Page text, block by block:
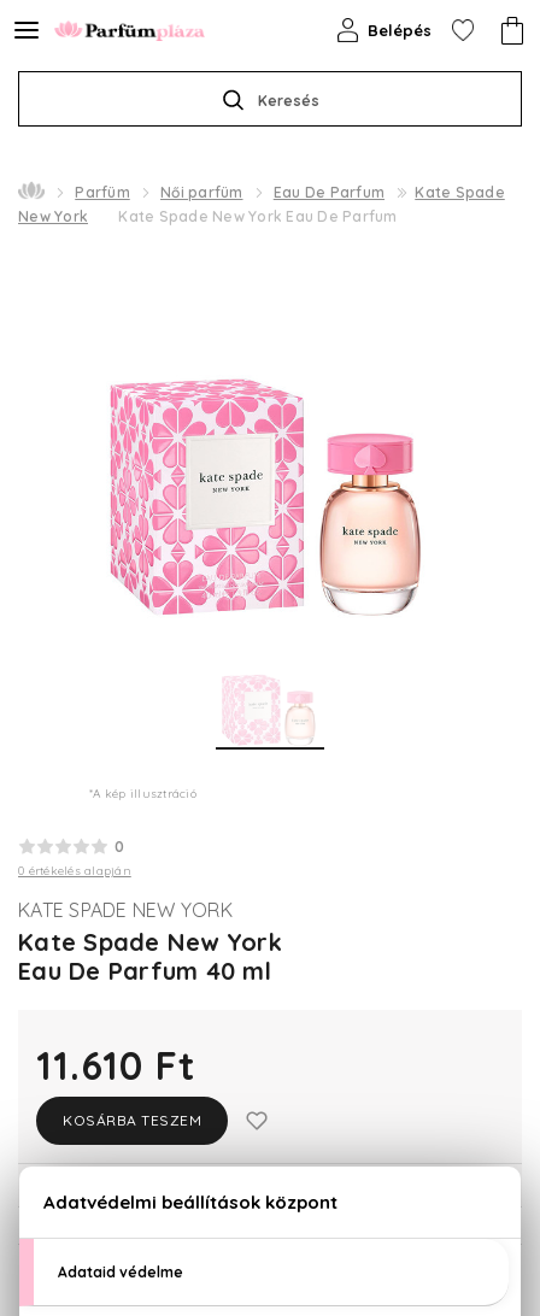
Keresés
Belépés
Parfüm Női parfüm Eau De Parfum
Kate Spade
New York
Kate Spade New York Eau De Parfum
*A kép illusztráció
0
0 értékelés alapján
KATE SPADE NEW YORK
Kate Spade New York
Eau De Parfum 40 ml
11.610 Ft
KOSÁRBA TESZEM
KISZERELÉS KIVÁLASZTÁSA